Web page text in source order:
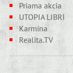
Priama akcia
UTOPIA LIBRI
Karmína
Realita.TV